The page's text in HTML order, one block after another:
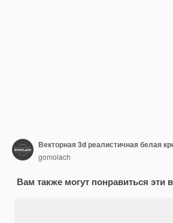
gomolach
Вам также могут понравиться эти